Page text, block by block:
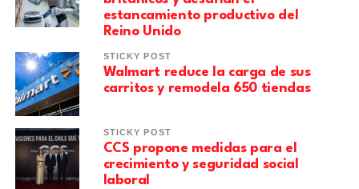
estancamiento productivo del
Reino Unido
STICKY POST
Walmart reduce la carga de sus
carritos y remodela 650 tiendas
STICKY POST
CCS propone medidas para el
crecimiento y seguridad social
laboral